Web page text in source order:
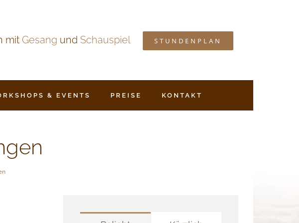
mit Gesang und Schauspiel STUNDENPLAN
& EVENTS PREISE KONTAKT